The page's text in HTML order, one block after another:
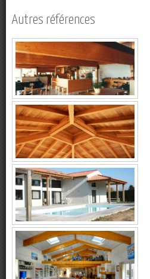
Autres références